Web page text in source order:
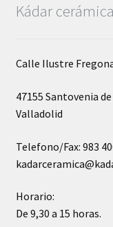
Kádar cerámica
Calle Ilustre
47155 Santovenia
Valladolid
Telefono/Fax: 983
Horario:
De 9,30 a 15 horas.